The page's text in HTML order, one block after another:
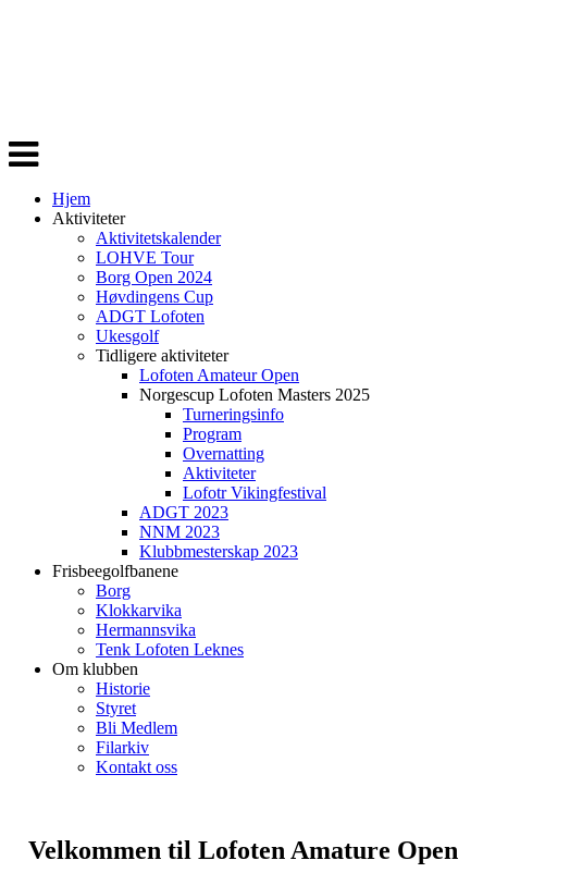
Veksle
navigasjon
Hjem
Aktiviteter
Aktivitetskalender
LOHVE Tour
Borg Open 2024
Høvdingens Cup
ADGT Lofoten
Ukesgolf
Tidligere aktiviteter
Lofoten Amateur Open
Norgescup Lofoten Masters 2025
Turneringsinfo
Program
Overnatting
Aktiviteter
Lofotr Vikingfestival
ADGT 2023
NNM 2023
Klubbmesterskap 2023
Frisbeegolfbanene
Borg
Klokkarvika
Hermannsvika
Tenk Lofoten Leknes
Om klubben
Historie
Styret
Bli Medlem
Filarkiv
Kontakt oss
Velkommen til Lofoten Amature Open